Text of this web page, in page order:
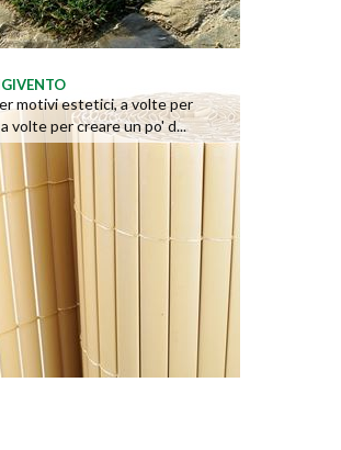
motivi estetici, a volte per
volte per creare un po' d...